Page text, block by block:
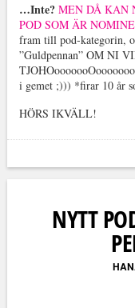
…Inte? MEN DÅ KAN
POD SOM ÄR
fram till pod-kategorin,
”Guldpennan” OM NI
i gemet ;))) *firar 10 år
HÖRS IKVÄLL!
NYTT